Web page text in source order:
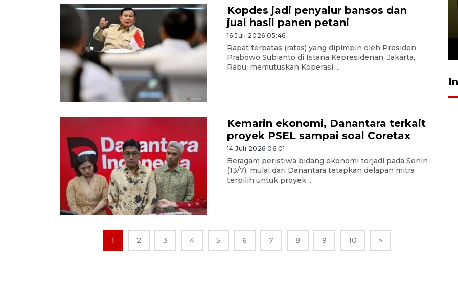
Kopdes jadi penyalur bansos dan
jual hasil panen petani
16 Juli 2026 05:46
Rapat terbatas (ratas) yang dipimpin oleh Presiden
Prabowo Subianto di Istana Kepresidenan, Jakarta,
Rabu, memutuskan Koperasi ...
Kemarin ekonomi, Danantara terkait
proyek PSEL sampai soal Coretax
14 Juli 2026 06:01
Beragam peristiwa bidang ekonomi terjadi pada Senin
(13/7), mulai dari Danantara tetapkan delapan mitra
terpilih untuk proyek ...
1 2 3 4 5 6 7 8 9 10 »
Persiapan Skuad Garuda
jelang laga lawan Kamboja
pada Piala AFF
23 Juli 2026 19:12